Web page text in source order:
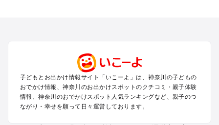
小田原・熱海・湯河原・真鶴のプールお出かけ
町田・相模原・愛川・上野原のプールお出かけ
新横浜・港北エリア・日吉・青葉台・鶴見のプールお出かけ
川崎のプールお出かけ
海老名・厚木のプールお出かけ
子どもとお出かけ情報サイト「いこーよ」は、神奈川の子どもの
おでかけ情報、神奈川のお出かけスポットのクチコミ・親子体験
情報、神奈川のおでかけスポット人気ランキングなど、親子のつ
ながり・幸せを願って日々運営しております。